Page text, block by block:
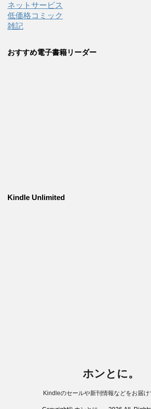
ネットサービス
低価格コミック
雑記
おすすめ電子書籍リーダー
Kindle Unlimited
ホンとに。
Kindleのセールや新刊情報などをお届け